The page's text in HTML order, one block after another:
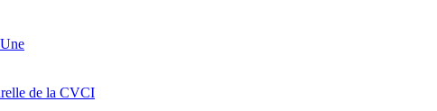
de la CVCI